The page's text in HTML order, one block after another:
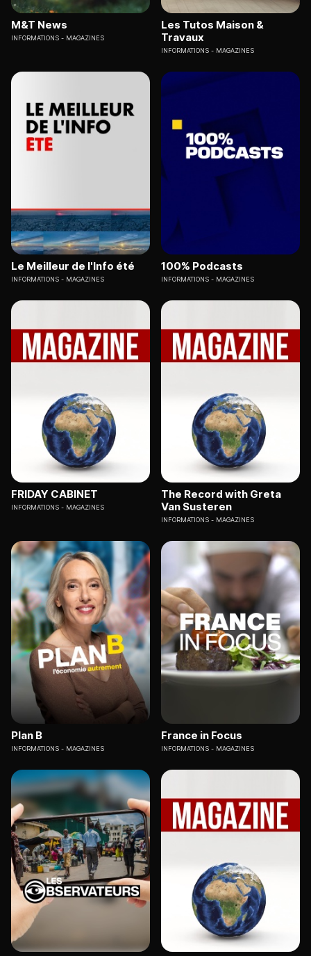
M&T News
INFORMATIONS MAGAZINES
Les Tutos Maison &
Travaux
INFORMATIONS MAGAZINES
Le Meilleur de l'Info été
INFORMATIONS MAGAZINES
100% Podcasts
INFORMATIONS MAGAZINES
FRIDAY CABINET
INFORMATIONS MAGAZINES
The Record with Greta
Van Susteren
INFORMATIONS MAGAZINES
Plan B
INFORMATIONS MAGAZINES
France in Focus
INFORMATIONS MAGAZINES